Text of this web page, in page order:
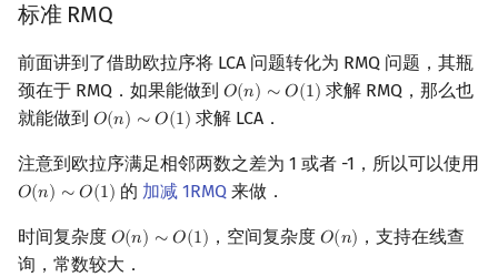
标准 RMQ
前面讲到了借助欧拉序将 LCA 问题转化为 RMQ 问题，其瓶
颈在于 RMQ．如果能做到 𝑂(𝑛) ∼𝑂(1)
O(n)∼O (1)
求解 RMQ，那么也
就能做到 𝑂(𝑛) ∼𝑂(1)
O(n)∼O (1) 求解 LCA．
注意到欧拉序满足相邻两数之差为 1 或者 -1，所以可以使用
𝑂(𝑛) ∼𝑂(1)
O(n)∼O (1) 的 加减 1RMQ 来做．
时间复杂度 𝑂(𝑛) ∼𝑂(1)
O(n)∼O (1) ，空间复杂度𝑂(𝑛)
O(n) ，支持在线查
询，常数较大．